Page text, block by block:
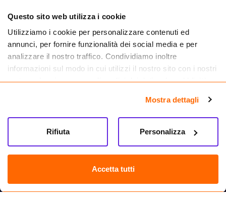
Questo sito web utilizza i cookie
Utilizziamo i cookie per personalizzare contenuti ed
annunci, per fornire funzionalità dei social media e per
analizzare il nostro traffico. Condividiamo inoltre
informazioni sul modo in cui utilizzi il nostro sito con i nostri
partner che si occupano di analisi dei dati web, pubblicità e
informazioni che hai fornito loro o che hanno raccolto dal
tuo utilizzo dei loro servizi.
Mostra dettagli
Accetta tutti
Personalizza
Rifiuta
Farma.it S.a.s. P. IVA 07417261216 REA: NA-884088
CREDITS
Sede legale Via delle Repubbliche Marinare 128, 80147 Napoli